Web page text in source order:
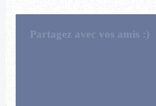
Partagez avec vos amis :)